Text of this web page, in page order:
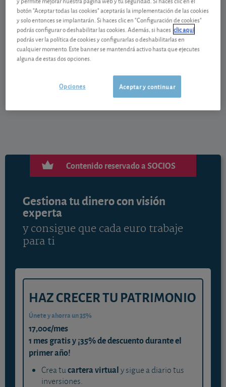
viviendas ha hecho que las necesidades de espacio
de almacenaje hayan ido en aumento.
Para acceder al contenido completo haga clic en el
botón siguiente.
Contenido reservado a SOCIOS
Gestiona tu dinero con visión
experta
y consigue que cada euro trabaje
para ti
HAZ CRECER TU PATRIMONIO
Únete y ahorra un 35%
17,00€/mes
1 mes gratis y ¡35% de descuento durante el
primer año!
Crea tucartera virtualy sigue a diario tus
inversiones.
botón "Aceptar todas las cookies" aceptarás la implementación de las cookies
y solo entonces se implantarán. Si haces clic en "Configuración de cookies"
podrás configurar o deshabilitar las cookies. Además, si haces clic aquí
podrás ver la política de cookies y configurarlas o deshabilitarlas en
cualquier momento. Este banner se mantendrá activo hasta que ejecutes
alguna de estas dos opciones.
Aceptar y continuar
Opciones